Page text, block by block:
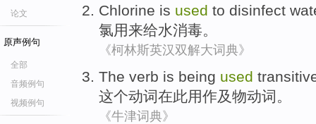
论文
原声例句
全部
音频例句
视频例句
Chlorine is used to disinfect
氯用来给水消毒。
《柯林斯英汉双解大词典》
The verb is being used
这个动词在此用作及物动词。
《牛津词典》